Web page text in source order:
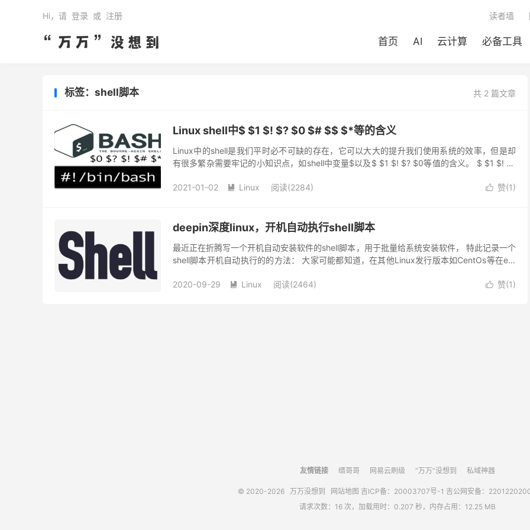
首页 AI 云计算 必备工具
读者墙
Hi，请 登录 或 注册
共 2 篇文章
标签：shell脚本
Linux shell中$ $1 $! $? $0 $# $$ $*等的含义
Linux中的shell是我们平时必不可缺的存在，它可以大大的提升我们使用系统的效率，但是却
有很多繁杂需要牢记的小知识点，如shell中变量$以及$ $1 $! $? $0等值的含义。 $ $1 $! $?
 赞(1)
2021-01-02  Linux 阅读(2284)
deepin深度linux，开机自动执行shell脚本
最近正在折腾写一个开机自动安装软件的shell脚本，用于批量给系统安装软件， 特此记录一个
shell脚本开机自动执行的的方法： 大家可能都知道，在其他Linux发行版本如CentOs等在etc
 赞(1)
2020-09-29  Linux 阅读(2464)
友情链接 缙哥哥 网易云刷级 “万万”没想到 私域神器
© 2020-2026 万万没想到 网站地图 吉ICP备：20003707号-1 吉公网安备：
请求次数：16 次，加载用时：0.207 秒，内存占用：12.25 MB